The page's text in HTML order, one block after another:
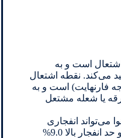
اشتعال است و به
می‌کند. نقطه اشتعال
درجه سانتیگراد (-49 درجه فارنهایت) است و به
یا شعله مشتعل
می‌تواند انفجاری
باشد. حد انفجار پایین آن 3.8% و حد انفجار بالا 9.0%